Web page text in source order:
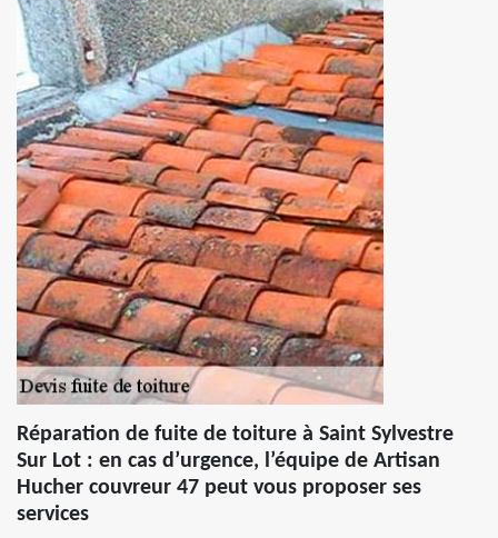
Réparation de fuite de toiture à Saint Sylvestre
Sur Lot : en cas d’urgence, l’équipe de Artisan
Hucher couvreur 47 peut vous proposer ses
services